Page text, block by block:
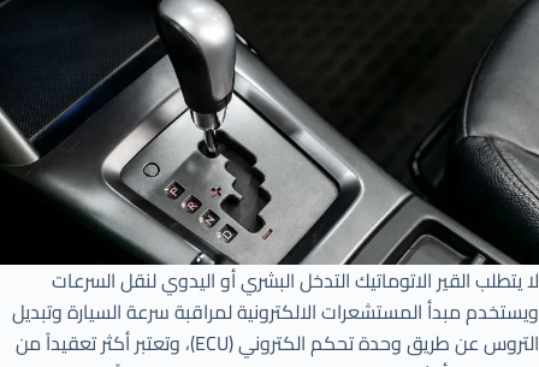
لا يتطلب القير الاتوماتيك التدخل البشري أو اليدوي لنقل السرعات
ويستخدم مبدأ المستشعرات الالكترونية لمراقبة سرعة السيارة وتبديل
التروس عن طريق وحدة تحكم الكتروني (ECU)، وتعتبر أكثر تعقيداً من